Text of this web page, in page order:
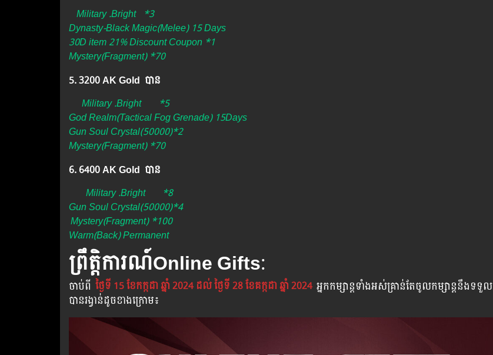
Military .Bright *3
Dynasty-Black Magic(Melee) 15 Days
30D item 21% Discount Coupon *1
Mystery(Fragment) *70
5. 3200 AK Gold បាន
Military .Bright
*5
God Realm(Tactical Fog Grenade) 15Days
Gun Soul Crystal(50000)*2
Mystery(Fragment) *70
6. 6400 AK Gold បាន
Military .Bright
*8
Gun Soul Crystal(50000)*4
Mystery(Fragment) *100
Warm(Back) Permanent
ព្រឹត្តិការណ៍​Online Gifts:
ចាប់​ពី​ ថ្ងៃទី 15 ខែកក្កដា ឆ្នាំ 2024 ដល់ ថ្ងៃទី 28 ខែគក្កដា ឆ្នាំ 2024 អ្នក​កម្សាន្ដ​ទាំងអស់​គ្រាន់​តែ​ចូល​កម្សាន្ដ​នឹង​ទទួល​
បាន​រង្វាន់​ដូចខាងក្រោម​៖